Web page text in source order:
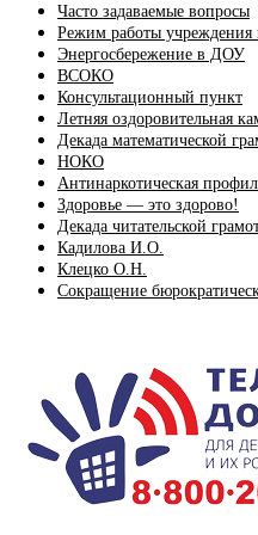
Часто задаваемые вопросы
Режим работы учреждения
Энергосбережение в ДОУ
ВСОКО
Консультационный пункт
Летняя оздоровительная
Декада математической
НОКО
Антинаркотическая
Здоровье — это здорово!
Декада читательской
Кадилова И.О.
Клецко О.Н.
Сокращение